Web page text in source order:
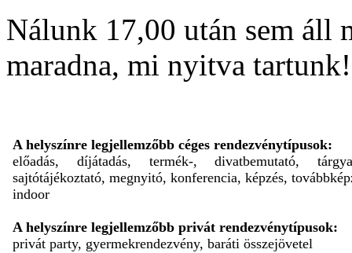
Nálunk 17,00 után sem áll
maradna, mi nyitva tartunk!
A helyszínre legjellemzőbb céges rendezvénytípusok:
előadás, díjátadás, termék-, divatbemutató,
sajtótájékoztató, megnyitó, konferencia, képzés,
indoor
A helyszínre legjellemzőbb privát rendezvénytípusok:
privát party, gyermekrendezvény, baráti összejövetel